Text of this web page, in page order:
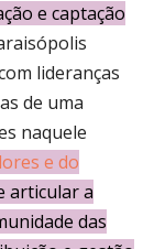
e captação
lideranças
de uma
naquele
e do
articular a
das